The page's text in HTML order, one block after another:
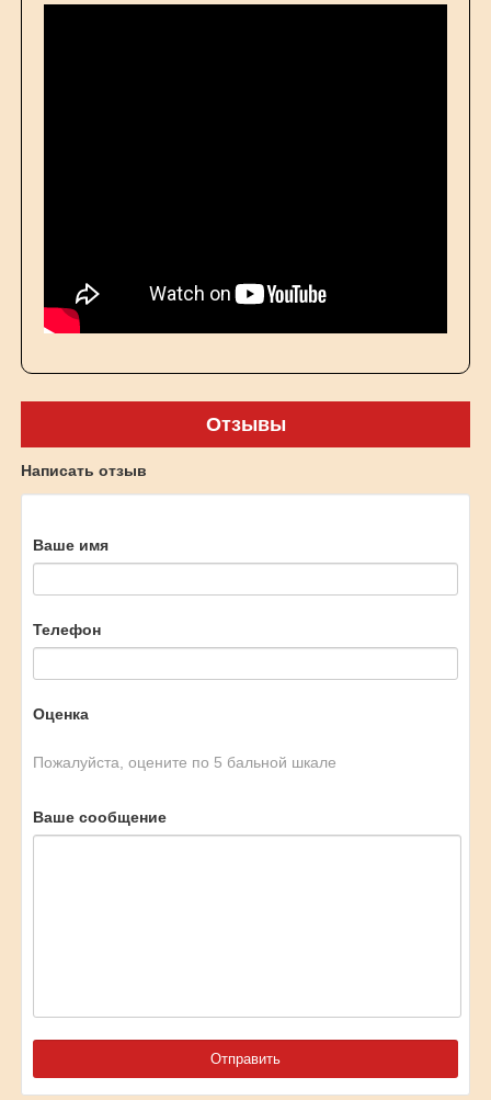
Отзывы
Написать отзыв
Ваше имя
Телефон
Оценка
Пожалуйста, оцените по 5 бальной шкале
Ваше сообщение